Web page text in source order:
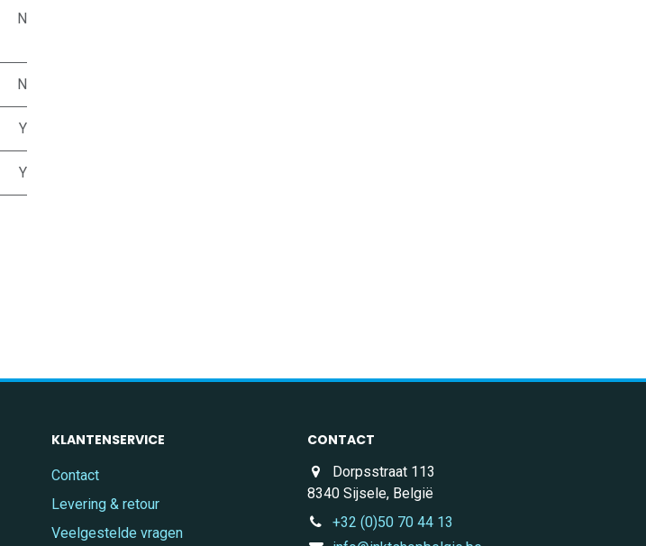
N
N
Y
Y
KLANTENSERVICE
Contact
Levering & retour
Veelgestelde vragen
CONTACT
Dorpsstraat 113
8340 Sijsele, België
+32 (0)50 70 44 13